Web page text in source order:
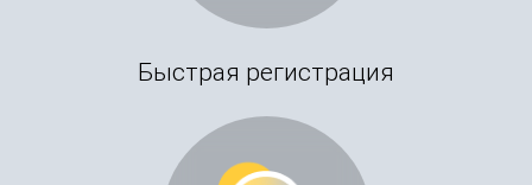
Быстрая регистрация